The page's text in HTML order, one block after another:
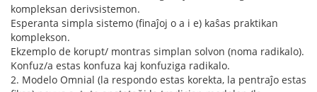
kompleksan derivsistemon.
Esperanta simpla sistemo (finaĵoj o a i e) kaŝas praktikan
komplekson.
Ekzemplo de korupt/ montras simplan solvon (noma radikalo).
Konfuz/a estas konfuza kaj konfuziga radikalo.
2. Modelo Omnial (la respondo estas korekta, la pentraĵo estas